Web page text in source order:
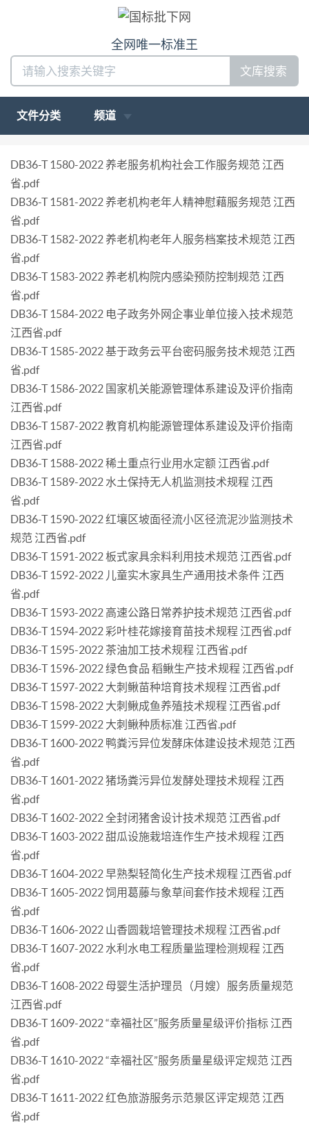
全网唯一标准王
文库搜索
文件分类 频道
DB36-T 1580-2022 养老服务机构社会工作服务规范 江西
省.pdf
DB36-T 1581-2022 养老机构老年人精神慰藉服务规范 江西
省.pdf
DB36-T 1582-2022 养老机构老年人服务档案技术规范 江西
省.pdf
DB36-T 1583-2022 养老机构院内感染预防控制规范 江西
省.pdf
DB36-T 1584-2022 电子政务外网企事业单位接入技术规范
江西省.pdf
DB36-T 1585-2022 基于政务云平台密码服务技术规范 江西
省.pdf
DB36-T 1586-2022 国家机关能源管理体系建设及评价指南
江西省.pdf
DB36-T 1587-2022 教育机构能源管理体系建设及评价指南
江西省.pdf
DB36-T 1588-2022 稀土重点行业用水定额 江西省.pdf
DB36-T 1589-2022 水土保持无人机监测技术规程 江西
省.pdf
DB36-T 1590-2022 红壤区坡面径流小区径流泥沙监测技术
规范 江西省.pdf
DB36-T 1591-2022 板式家具余料利用技术规范 江西省.pdf
DB36-T 1592-2022 儿童实木家具生产通用技术条件 江西
省.pdf
DB36-T 1593-2022 高速公路日常养护技术规范 江西省.pdf
DB36-T 1594-2022 彩叶桂花嫁接育苗技术规程 江西省.pdf
DB36-T 1595-2022 茶油加工技术规程 江西省.pdf
DB36-T 1596-2022 绿色食品 稻鳅生产技术规程 江西省.pdf
DB36-T 1597-2022 大刺鳅苗种培育技术规程 江西省.pdf
DB36-T 1598-2022 大刺鳅成鱼养殖技术规程 江西省.pdf
DB36-T 1599-2022 大刺鳅种质标准 江西省.pdf
DB36-T 1600-2022 鸭粪污异位发酵床体建设技术规范 江西
省.pdf
DB36-T 1601-2022 猪场粪污异位发酵处理技术规程 江西
省.pdf
DB36-T 1602-2022 全封闭猪舍设计技术规范 江西省.pdf
DB36-T 1603-2022 甜瓜设施栽培连作生产技术规程 江西
省.pdf
DB36-T 1604-2022 早熟梨轻简化生产技术规程 江西省.pdf
DB36-T 1605-2022 饲用葛藤与象草间套作技术规程 江西
省.pdf
DB36-T 1606-2022 山香圆栽培管理技术规程 江西省.pdf
DB36-T 1607-2022 水利水电工程质量监理检测规程 江西
省.pdf
DB36-T 1608-2022 母婴生活护理员（月嫂）服务质量规范
江西省.pdf
DB36-T 1609-2022 “幸福社区”服务质量星级评价指标 江西
省.pdf
DB36-T 1610-2022 “幸福社区”服务质量星级评定规范 江西
省.pdf
DB36-T 1611-2022 红色旅游服务示范景区评定规范 江西
省.pdf